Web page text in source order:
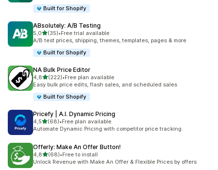
Built for Shopify
ABsolutely: A/B Testing
5,0stelle su 5
(35)
35 recensioni totali
•Free trial available
A/B test prices, shipping, themes, templates, pages & more
Built for Shopify
NA Bulk Price Editor
4,8stelle su 5
(222)
222 recensioni totali
•Free plan available
Easy bulk price edits, flash sales, and scheduled sales
Built for Shopify
Pricefy | A.I. Dynamic Pricing
4,5stelle su 5
(68)
68 recensioni totali
•Free plan available
Automate Dynamic Pricing with competitor price tracking.
Offerly: Make An Offer Button!
4,8stelle su 5
(68)
68 recensioni totali
•Free to install
Unlock Revenue with Make An Offer & Flexible Prices by offers